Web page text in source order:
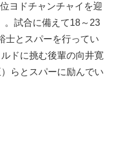
ヨドチャンチャイを迎
。試合に備えて18～23
士とスパーを行ってい
ドに挑む後輩の向井寛
らとスパーに励んでい